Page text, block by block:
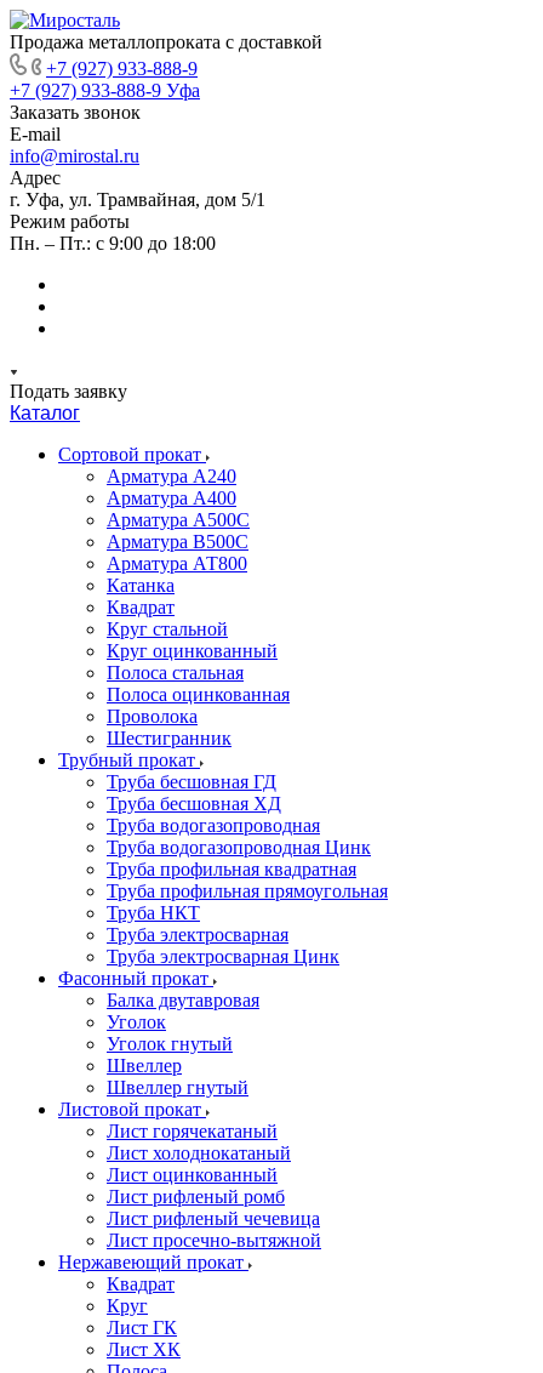
Продажа металлопроката с доставкой
+7 (927) 933-888-9
+7 (927) 933-888-9 Уфа
Заказать звонок
E-mail
info@mirostal.ru
Адрес
г. Уфа, ул. Трамвайная, дом 5/1
Режим работы
Пн. – Пт.: с 9:00 до 18:00
Подать заявку
Каталог
Сортовой прокат
Арматура А240
Арматура А400
Арматура А500C
Арматура В500С
Арматура АТ800
Катанка
Квадрат
Круг стальной
Круг оцинкованный
Полоса стальная
Полоса оцинкованная
Проволока
Шестигранник
Трубный прокат
Труба бесшовная ГД
Труба бесшовная ХД
Труба водогазопроводная
Труба водогазопроводная Цинк
Труба профильная квадратная
Труба профильная прямоугольная
Труба НКТ
Труба электросварная
Труба электросварная Цинк
Фасонный прокат
Балка двутавровая
Уголок
Уголок гнутый
Швеллер
Швеллер гнутый
Листовой прокат
Лист горячекатаный
Лист холоднокатаный
Лист оцинкованный
Лист рифленый ромб
Лист рифленый чечевица
Лист просечно-вытяжной
Нержавеющий прокат
Квадрат
Круг
Лист ГК
Лист ХК